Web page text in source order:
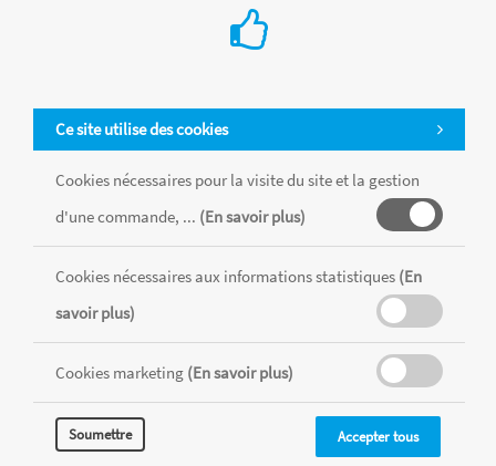
Ce site utilise des cookies
Cookies nécessaires pour la visite du site et la gestion
d'une commande, ... (En savoir plus)
Cookies nécessaires aux informations statistiques (En
savoir plus)
Cookies marketing (En savoir plus)
Soumettre Accepter tous
Tous les produits sont vendus dans la limite des stocks disponibles de
chaque magasin, toutes taxes comprises.
CONDITIONS GÉNÉRALES